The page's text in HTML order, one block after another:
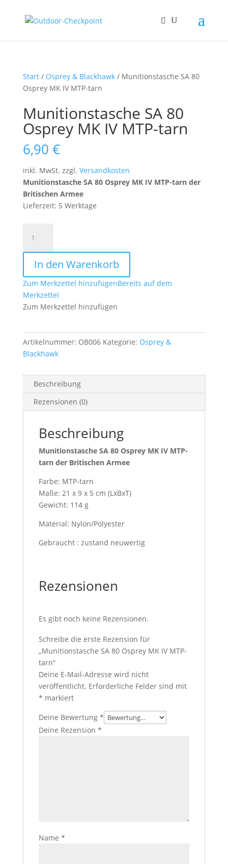
Start/ Osprey & Blackhawk/ Munitionstasche SA 80
Osprey MK IV MTP-tarn
Munitionstasche SA 80
Osprey MK IV MTP-tarn
6,90 €
inkl. MwSt. zzgl. Versandkosten
Munitionstasche SA 80 Osprey MK IV MTP-tarn der
Britischen Armee
Lieferzeit: 5 Werktage
80
Osprey
MK
IV
MTP-
tarn
In den Warenkorb
Zum Merkzettel hinzufügenBereits auf dem
Merkzettel
Zum Merkzettel hinzufügen
Artikelnummer: OB006 Kategorie: Osprey &
Blackhawk
Beschreibung
Rezensionen (0)
Beschreibung
Munitionstasche SA 80 Osprey MK IV MTP-
tarn der Britischen Armee
Farbe: MTP-tarn
Maße: 21 x 9 x 5 cm (LxBxT)
Gewicht: 114 g
Material: Nylon/Polyester
Gebraucht : zustand neuwertig
Rezensionen
Es gibt noch keine Rezensionen.
Schreibe die erste Rezension für
„Munitionstasche SA 80 Osprey MK IV MTP-
tarn“
Deine E-Mail-Adresse wird nicht
veröffentlicht. Erforderliche Felder sind mit
* markiert
Deine Bewertung *
Deine Rezension *
Name *